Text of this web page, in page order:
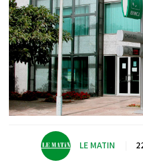
LE MATIN